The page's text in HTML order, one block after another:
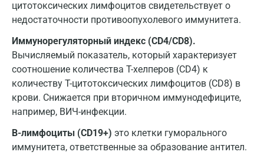
цитотоксических лимфоцитов свидетельствует о
недостаточности противоопухолевого иммунитета.
Иммунорегуляторный индекс (CD4/CD8).
Вычисляемый показатель, который характеризует
соотношение количества T-хелперов (CD4) к
количеству T-цитотоксических лимфоцитов (CD8) в
крови. Снижается при вторичном иммунодефиците,
например, ВИЧ-инфекции.
В-лимфоциты (CD19+) это клетки гуморального
иммунитета, ответственные за образование антител.
Петрозаводск
Псков
Пушкин
Пушкино
Пятигорск
Раменское